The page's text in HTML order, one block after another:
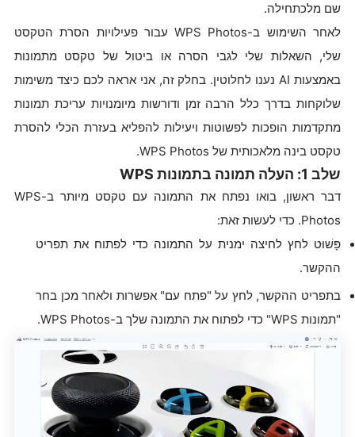
שם מלכתחילה.
לאחר השימוש ב-WPS Photos עבור פעילויות הסרת הטקסט
שלי, השאלות שלי לגבי הסרה או ביטול של טקסט מתמונות
באמצעות AI נענו לחלוטין. בחלק זה, אני אראה לכם כיצד משימות
שלוקחות בדרך כלל הרבה זמן ודורשות מיומנויות עריכת תמונות
מתקדמות הופכות לפשוטות ויעילות להפליא בעזרת הכלי להסרת
טקסט בינה מלאכותית של WPS Photos.
שלב 1: העלה תמונה בתמונות WPS
דבר ראשון, בואו נפתח את התמונה עם טקסט מיותר ב-WPS
Photos. כדי לעשות זאת:
פָּשׁוּט לחץ לחיצה ימנית על התמונה כדי לפתוח את תפריט
ההקשר.
בתפריט ההקשר, לחץ על "פתח עם" אפשרות ולאחר מכן בחר
"תמונות WPS" כדי לפתוח את התמונה שלך ב-WPS Photos.